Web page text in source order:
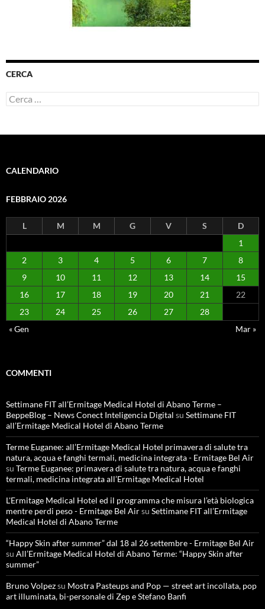
CERCA
Ricerca
per:
CALENDARIO
FEBBRAIO 2026
L M M G V S
D
1
2
3 4 5 6 7
8
9
10 11 12 13 14
15
16
17 18 19 20 21
22
23
24 25 26 27
28
« Gen
Mar »
COMMENTI
Settimane FIT all’Ermitage Medical Hotel di Abano Terme –
BeppeBlog – News Conect Inteligencia Digital su Settimane FIT
all’Ermitage Medical Hotel di Abano Terme
Terme Euganee: all’Ermitage Medical Hotel primavera di salute tra
natura, acqua e fanghi termali, medicina integrata - Ermitage Bel Air
su Terme Euganee: primavera di salute tra natura, acqua e fanghi
termali, medicina integrata all’Ermitage Medical Hotel
L'Ermitage Medical Hotel ed il programma che misura l’età biologica
mentre perdi peso - Ermitage Bel Airsu Settimane FIT all’Ermitage
Medical Hotel di Abano Terme
“Happy Skin after summer” dal 18 al 26 settembre - Ermitage Bel Air
su All’Ermitage Medical Hotel di Abano Terme: “Happy Skin after
summer”
Bruno Volpezsu Mostra Pasteups and Pop — street art incollata, pop
art illuminata, bi-personale di Zep e Stefano Banfi